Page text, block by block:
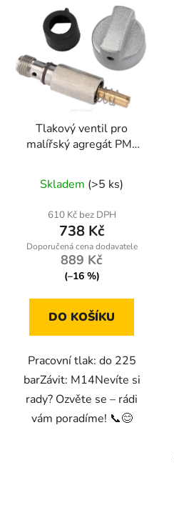
Tlakový ventil pro
malířský agregát PM-
Skladem (>5 ks)
610 Kč bez DPH
738 Kč
889 Kč
(–16 %)
DO KOŠÍKU
Pracovní tlak: do 225
barZávit: M14Nevíte si
rady? Ozvěte se – rádi
vám poradíme! 📞😊